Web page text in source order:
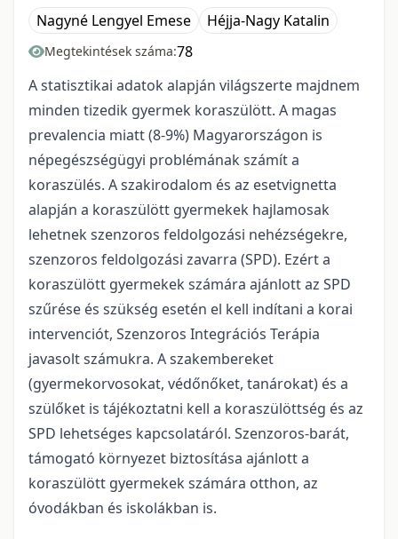
Nagyné Lengyel Emese Héjja-Nagy Katalin
Megtekintések száma:78
A statisztikai adatok alapján világszerte majdnem
minden tizedik gyermek koraszülött. A magas
prevalencia miatt (8-9%) Magyarországon is
népegészségügyi problémának számít a
koraszülés. A szakirodalom és az esetvignetta
alapján a koraszülött gyermekek hajlamosak
lehetnek szenzoros feldolgozási nehézségekre,
szenzoros feldolgozási zavarra (SPD). Ezért a
koraszülött gyermekek számára ajánlott az SPD
szűrése és szükség esetén el kell indítani a korai
intervenciót, Szenzoros Integrációs Terápia
javasolt számukra. A szakembereket
(gyermekorvosokat, védőnőket, tanárokat) és a
szülőket is tájékoztatni kell a koraszülöttség és az
SPD lehetséges kapcsolatáról. Szenzoros-barát,
támogató környezet biztosítása ajánlott a
koraszülött gyermekek számára otthon, az
óvodákban és iskolákban is.